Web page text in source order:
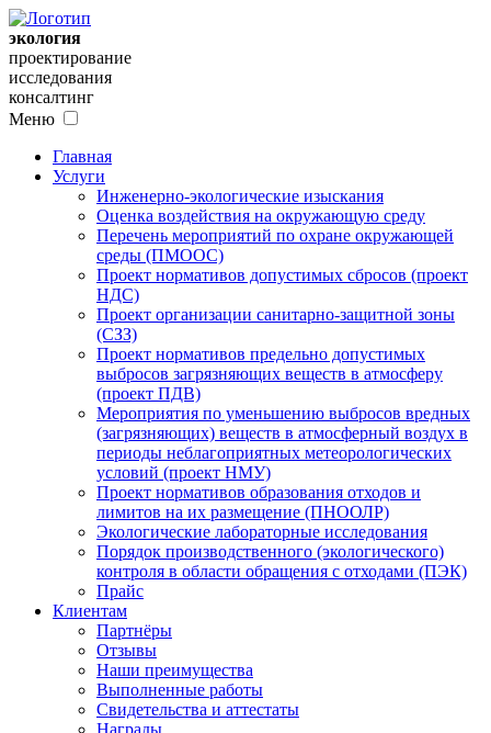
экология
проектирование
исследования
консалтинг
Меню
Главная
Услуги
Инженерно-экологические изыскания
Оценка воздействия на окружающую среду
Перечень мероприятий по охране окружающей
среды (ПМООС)
Проект нормативов допустимых сбросов (проект
НДС)
Проект организации санитарно-защитной зоны
(СЗЗ)
Проект нормативов предельно допустимых
выбросов загрязняющих веществ в атмосферу
(проект ПДВ)
Мероприятия по уменьшению выбросов вредных
(загрязняющих) веществ в атмосферный воздух в
периоды неблагоприятных метеорологических
условий (проект НМУ)
Проект нормативов образования отходов и
лимитов на их размещение (ПНООЛР)
Экологические лабораторные исследования
Порядок производственного (экологического)
контроля в области обращения с отходами (ПЭК)
Прайс
Клиентам
Партнёры
Отзывы
Наши преимущества
Выполненные работы
Свидетельства и аттестаты
Награды